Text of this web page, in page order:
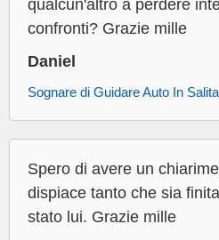
qualcun'altro a perdere
confronti? Grazie mille
Daniel
Sognare di Guidare Auto In Salita
Spero di avere un
dispiace tanto che sia
stato lui. Grazie mille